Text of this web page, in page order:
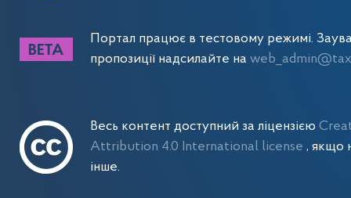
Портал працює в тестовому режимі.
пропозиції надсилайте на
Весь контент доступний за ліцензією
Attribution 4.0 International license , якщо
інше.